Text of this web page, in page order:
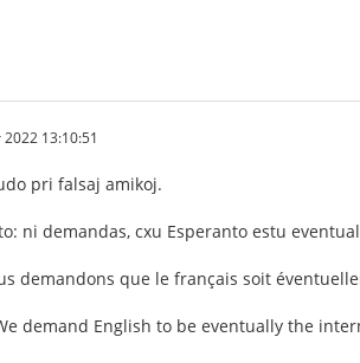
13:10:51
pri falsaj amikoj.
ni demandas, cxu Esperanto estu
demandons que le français soit
demand English to be eventually the